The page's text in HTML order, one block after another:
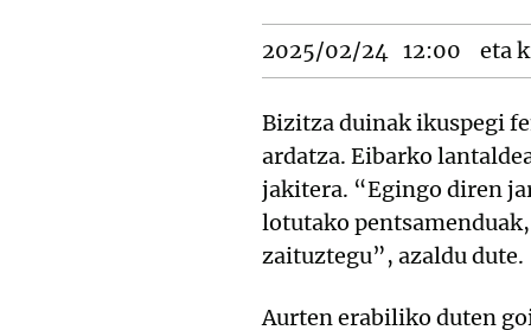
2025/02/24 12:00 eta
Bizitza duinak ikuspegi
ardatza. Eibarko
jakitera. “Egingo diren
lotutako
zaituztegu”, azaldu dute.
Aurten erabiliko duten